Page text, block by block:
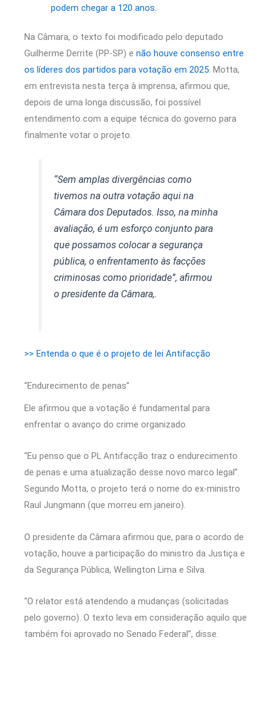
podem chegar a 120 anos.
Na Câmara, o texto foi modificado pelo deputado
Guilherme Derrite (PP-SP) e não houve consenso entre
os líderes dos partidos para votação em 2025. Motta,
em entrevista nesta terça à imprensa, afirmou que,
depois de uma longa discussão, foi possível
entendimento com a equipe técnica do governo para
finalmente votar o projeto.
“Sem amplas divergências como
tivemos na outra votação aqui na
Câmara dos Deputados. Isso, na minha
avaliação, é um esforço conjunto para
que possamos colocar a segurança
pública, o enfrentamento às facções
criminosas como prioridade”, afirmou
o presidente da Câmara,.
>> Entenda o que é o projeto de lei Antifacção
“Endurecimento de penas”
Ele afirmou que a votação é fundamental para
enfrentar o avanço do crime organizado.
“Eu penso que o PL Antifacção traz o endurecimento
de penas e uma atualização desse novo marco legal”.
Segundo Motta, o projeto terá o nome do ex-ministro
Raul Jungmann (que morreu em janeiro).
O presidente da Câmara afirmou que, para o acordo de
votação, houve a participação do ministro da Justiça e
da Segurança Pública, Wellington Lima e Silva.
“O relator está atendendo a mudanças (solicitadas
pelo governo). O texto leva em consideração aquilo que
também foi aprovado no Senado Federal”, disse.